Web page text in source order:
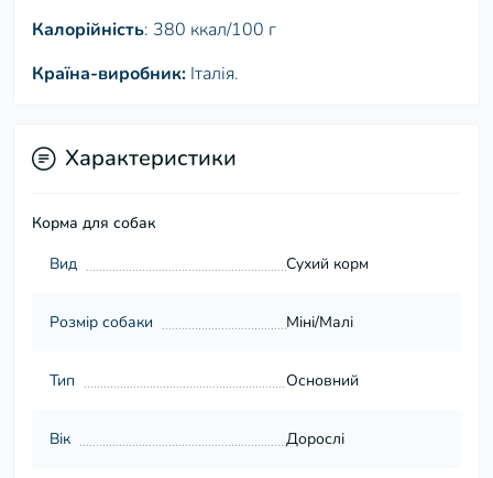
Калорійність: 380 ккал/100 г
Країна-виробник: Італія.
Характеристики
Корма для собак
Вид
Сухий корм
Розмір собаки Міні/Малі
Тип Основний
Вік Дорослі